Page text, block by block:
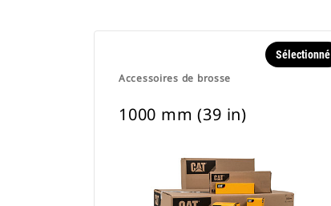
Accessoires de brosse
Sélectionné
1000 mm (39 in)